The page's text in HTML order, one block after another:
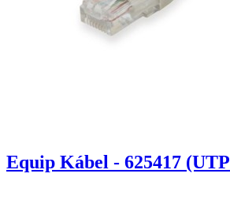
Equip Kábel - 625417